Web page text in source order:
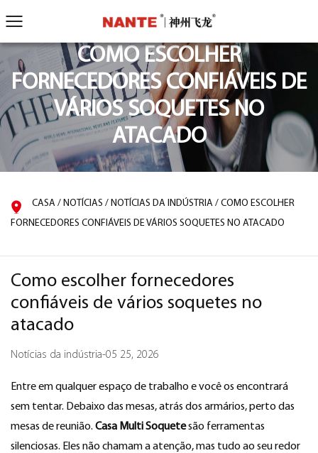
COMO ESCOLHER
FORNECEDORES CONFIÁVEIS DE
VÁRIOS SOQUETES NO
ATACADO
CASA / NOTÍCIAS / NOTÍCIAS DA INDÚSTRIA / COMO ESCOLHER
FORNECEDORES CONFIÁVEIS DE VÁRIOS SOQUETES NO ATACADO
Como escolher fornecedores
confiáveis de vários soquetes no
atacado
Notícias da indústria-05 25, 2026
Entre em qualquer espaço de trabalho e você os encontrará
sem tentar. Debaixo das mesas, atrás dos armários, perto das
mesas de reunião. Casa Multi Soquetesão ferramentas
silenciosas. Eles não chamam a atenção, mas tudo ao seu redor